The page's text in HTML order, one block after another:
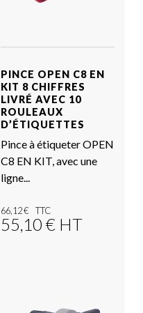
PINCE OPEN C8 EN
KIT 8 CHIFFRES
LIVRÉ AVEC 10
ROULEAUX
D’ÉTIQUETTES
Pince à étiqueter OPEN
C8 EN KIT, avec une
ligne...
66,12€
55,10€ HT